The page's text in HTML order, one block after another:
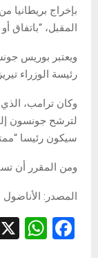
المقبل، “باتفاق
ويعتبر بوريس
رئيسة الوزراء
وكان ترامب، الذي
لترشح جونسون
سيكون رئيسا
ومن المقرر أن
المصدر: الأناضول
F
W